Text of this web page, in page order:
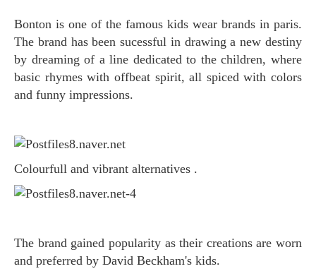
Bonton is one of the famous kids wear brands in paris.
The brand has been sucessful in drawing a new destiny
by dreaming of a line dedicated to the children, where
basic rhymes with offbeat spirit, all spiced with colors
and funny impressions.
Colourfull and vibrant alternatives .
The brand gained popularity as their creations are worn
and preferred by David Beckham's kids.